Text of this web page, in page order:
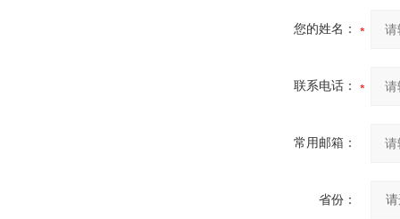
您的姓名：
联系电话：
常用邮箱：
省份：